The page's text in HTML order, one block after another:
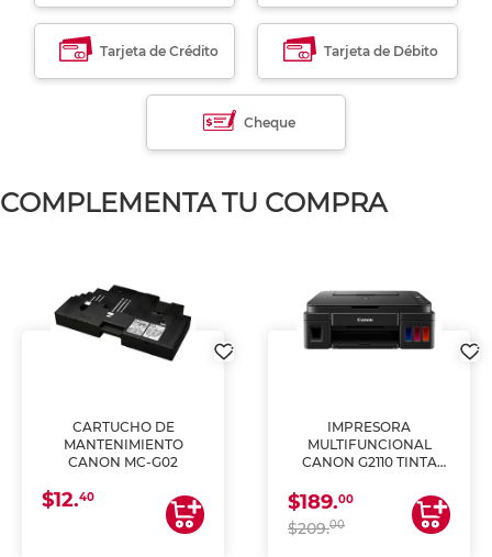
Tarjeta de Crédito Tarjeta de Débito
Cheque
COMPLEMENTA TU COMPRA
CARTUCHO DE
MANTENIMIENTO
CANON MC-G02
$12.40
IMPRESORA
MULTIFUNCIONAL
CANON G2110 TINTA
$189.00
$209.00